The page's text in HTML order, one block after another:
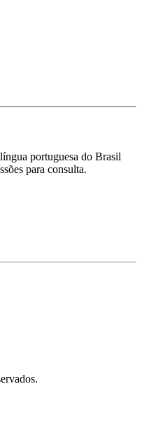
portuguesa do Brasil
para consulta.